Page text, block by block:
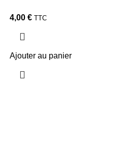
4,00 € TTC
Ajouter au panier